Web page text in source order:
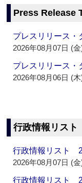
Press Release
プレスリリース
2026年08月07日 (金
プレスリリース
2026年08月06日 (木
行政情報リスト
行政情報リスト
2026年08月07日 (金
行政情報リスト